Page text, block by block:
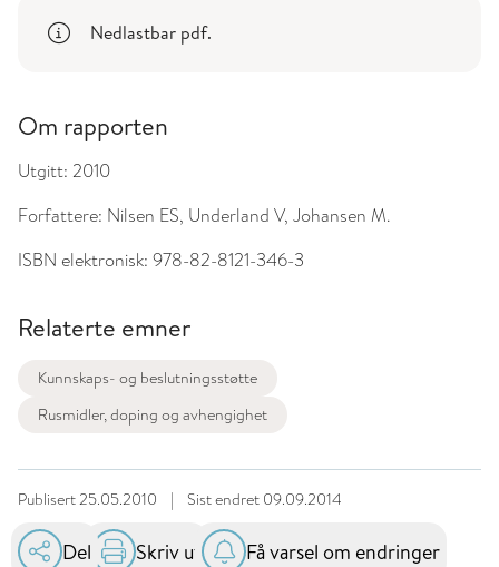
Nedlastbar pdf.
Om rapporten
Utgitt: 2010
Forfattere: Nilsen ES, Underland V, Johansen M.
ISBN elektronisk: 978-82-8121-346-3
Relaterte emner
Kunnskaps- og beslutningsstøtte
Rusmidler, doping og avhengighet
Publisert25.05.2010 | Sist endret 09.09.2014
Del Skriv ut Få varsel om endringer